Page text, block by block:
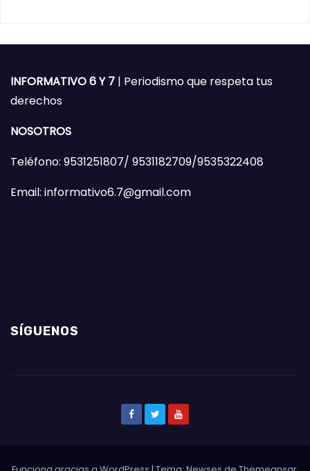
INFORMATIVO 6 Y 7 | Periodismo que respeta tus
derechos
NOSOTROS
Teléfono: 9531251807/ 9531182709/9535322408
Email: informativo6.7@gmail.com
SÍGUENOS